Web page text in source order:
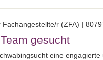
r (ZFA) |
gesucht
eine